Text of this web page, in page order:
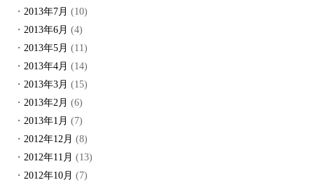
2013年7月 (10)
2013年6月 (4)
2013年5月 (11)
2013年4月 (14)
2013年3月 (15)
2013年2月 (6)
2013年1月 (7)
2012年12月 (8)
2012年11月 (13)
2012年10月 (7)